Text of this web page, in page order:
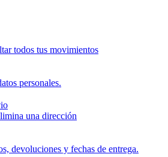
todos tus movimientos
personales.
una dirección
devoluciones y fechas de entrega.